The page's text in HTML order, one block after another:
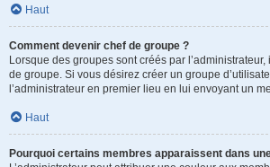
Haut
Comment devenir chef de groupe ?
Lorsque des groupes sont créés par
de groupe. Si vous désirez créer un groupe
l’administrateur en premier lieu en lui envoyant un
Haut
Pourquoi certains membres apparaissent dans